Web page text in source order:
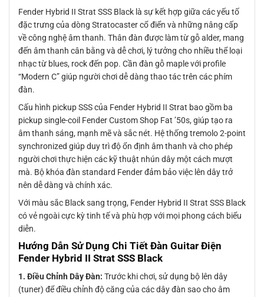
Fender Hybrid II Strat SSS Black là sự kết hợp giữa các yếu tố
đặc trưng của dòng Stratocaster cổ điển và những nâng cấp
về công nghệ âm thanh. Thân đàn được làm từ gỗ alder, mang
đến âm thanh cân bằng và dễ chơi, lý tưởng cho nhiều thể loại
nhạc từ blues, rock đến pop. Cần đàn gỗ maple với profile
“Modern C” giúp người chơi dễ dàng thao tác trên các phím
đàn.
Cấu hình pickup SSS của Fender Hybrid II Strat bao gồm ba
pickup single-coil Fender Custom Shop Fat ’50s, giúp tạo ra
âm thanh sáng, mạnh mẽ và sắc nét. Hệ thống tremolo 2-point
synchronized giúp duy trì độ ổn định âm thanh và cho phép
người chơi thực hiện các kỹ thuật nhún dây một cách mượt
mà. Bộ khóa đàn standard Fender đảm bảo việc lên dây trở
nên dễ dàng và chính xác.
Với màu sắc Black sang trọng, Fender Hybrid II Strat SSS Black
có vẻ ngoài cực kỳ tinh tế và phù hợp với mọi phong cách biểu
diễn.
Hướng Dẫn Sử Dụng Chi Tiết Đàn Guitar Điện
Fender Hybrid II Strat SSS Black
1. Điều Chỉnh Dây Đàn: Trước khi chơi, sử dụng bộ lên dây
(tuner) để điều chỉnh độ căng của các dây đàn sao cho âm